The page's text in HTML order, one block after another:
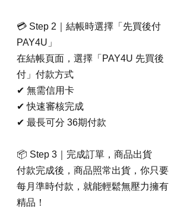
💳 Step 2｜結帳時選擇「先買後付
PAY4U」
在結帳頁面，選擇「PAY4U 先買後
付」付款方式
✔ 無需信用卡
✔ 快速審核完成
✔ 最長可分 36期付款
📦 Step 3｜完成訂單，商品出貨
付款完成後，商品照常出貨，你只要
每月準時付款，就能輕鬆無壓力擁有
精品！